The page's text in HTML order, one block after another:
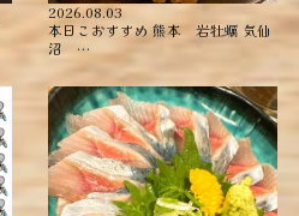
2026.08.03
本日こおすすめ ︎熊本 岩牡蠣 ︎気仙
沼 …